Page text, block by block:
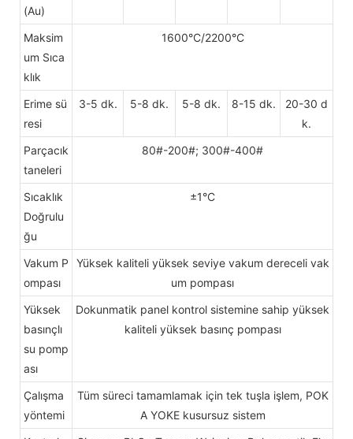
(Au)
Maksim
um Sıca
klık
1600°C/2200°C
Erime sü
resi
3-5 dk. 5-8 dk. 5-8 dk. 8-15 dk.
20-30 d
k.
Parçacık
taneleri
80#-200#; 300#-400#
Sıcaklık
Doğrulu
ğu
±1°C
Vakum P
ompası
Yüksek kaliteli yüksek seviye vakum dereceli vak
um pompası
Yüksek
basınçlı
su pomp
ası
Dokunmatik panel kontrol sistemine sahip yüksek
kaliteli yüksek basınç pompası
Çalışma
yöntemi
Tüm süreci tamamlamak için tek tuşla işlem, POK
A YOKE kusursuz sistem